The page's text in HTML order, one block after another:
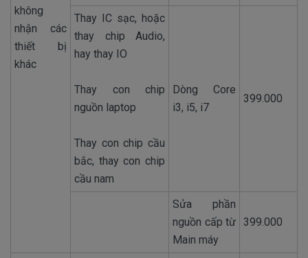
không
nhận các
thiết bị
khác
Thay IC sạc, hoặc
thay chip Audio,
hay thay IO
Thay con chip
nguồn laptop
Thay con chip cầu
bắc, thay con chip
cầu nam
Dòng Core
i3, i5, i7
399.000
Sửa phần
nguồn cấp từ
Main máy
399.000